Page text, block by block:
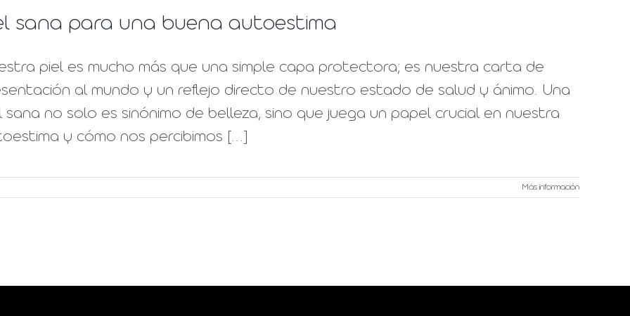
sana para una buena autoestima
piel es mucho más que una simple capa protectora; es nuestra carta de
al mundo y un reflejo directo de nuestro estado de salud y ánimo. Una
sana no solo es sinónimo de belleza, sino que juega un papel crucial en nuestra
y cómo nos percibimos [...]
Más información